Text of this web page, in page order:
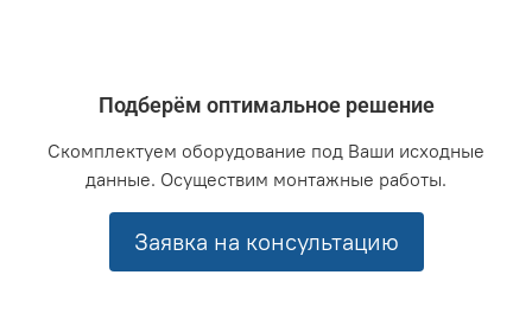
Подберём оптимальное решение
Скомплектуем оборудование под Ваши исходные
данные. Осуществим монтажные работы.
Заявка на консультацию